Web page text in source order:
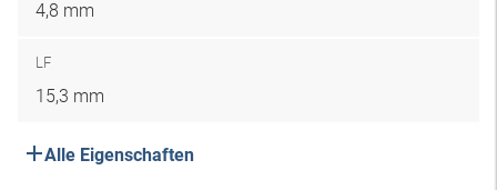
4,8 mm
LF
15,3 mm
Alle Eigenschaften